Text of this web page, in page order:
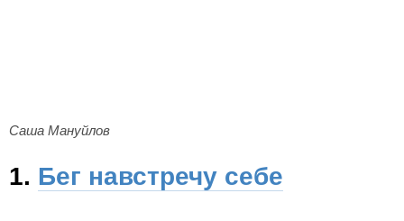
Саша Мануйлов
1. Бег навстречу себе